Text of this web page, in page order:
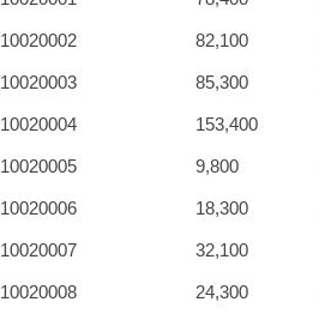
10020002 82,100
10020003 85,300
10020004 153,400
10020005 9,800
10020006 18,300
10020007 32,100
10020008 24,300